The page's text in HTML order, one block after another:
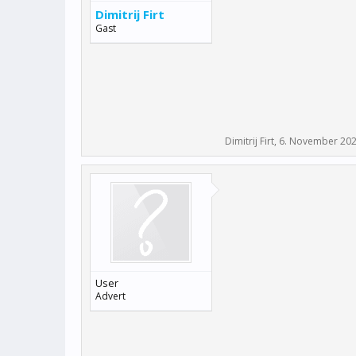
Dimitrij Firt
Gast
Dimitrij Firt, 6. November
User
Advert